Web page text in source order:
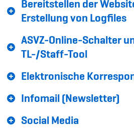
Krankenversicherung
Schwangerschaft &
Spitzensport & Studium
Organisation
Bereitstellen der
Erstellung von Logfiles
ASVZ-Online-Schalter
TL-/Staff-Tool
Elektronische
Infomail (Newsletter)
Social Media